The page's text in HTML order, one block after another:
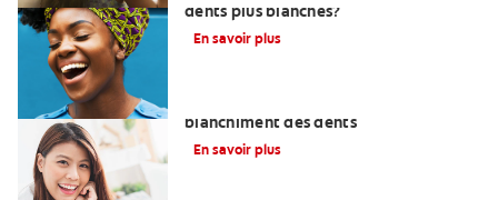
dents plus blanches?
En savoir plus
blanchiment des dents
En savoir plus